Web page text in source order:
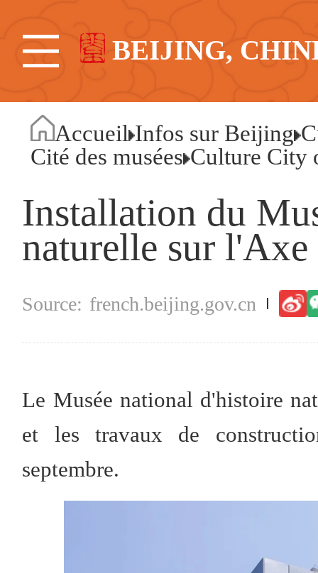
BEIJING,
Accueil Infos sur Beijing
Cité des musées Culture City
Installation du
naturelle sur
french.beijing.gov.cn
Le Musée national d'histoire
et les travaux de
septembre.